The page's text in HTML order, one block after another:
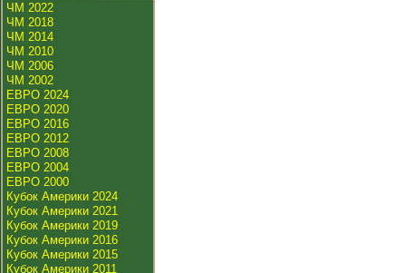
ЧМ 2022
ЧМ 2018
ЧМ 2014
ЧМ 2010
ЧМ 2006
ЧМ 2002
ЕВРО 2024
ЕВРО 2020
ЕВРО 2016
ЕВРО 2012
ЕВРО 2008
ЕВРО 2004
ЕВРО 2000
Кубок Америки 2024
Кубок Америки 2021
Кубок Америки 2019
Кубок Америки 2016
Кубок Америки 2015
Кубок Америки 2011